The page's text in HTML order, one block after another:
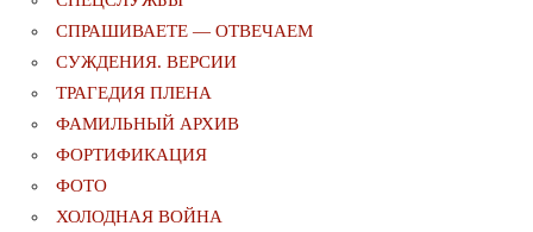
СПРАШИВАЕТЕ — ОТВЕЧАЕМ
СУЖДЕНИЯ. ВЕРСИИ
ТРАГЕДИЯ ПЛЕНА
ФАМИЛЬНЫЙ АРХИВ
ФОРТИФИКАЦИЯ
ФОТО
ХОЛОДНАЯ ВОЙНА